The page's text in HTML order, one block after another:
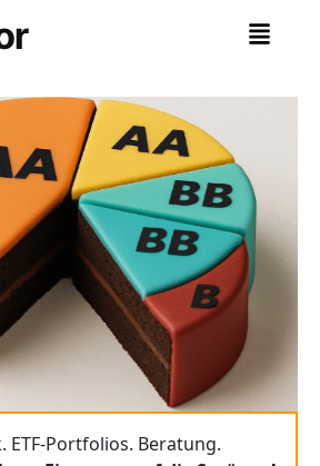
ETF-Portfolios. Beratung.